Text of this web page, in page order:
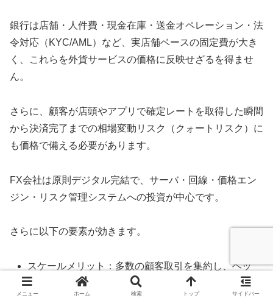
銀行は店舗・人件費・現金在庫・送金オペレーション・法
令対応（KYC/AML）など、実店舗ベースの固定費が大き
く、これらを外貨サービスの価格に反映せざるを得ませ
ん。
さらに、顧客が店頭やアプリで確定レートを取得した瞬間
から決済完了までの相場変動リスク（クォートリスク）に
も価格で備える必要があります。
FX会社は原則デジタル完結で、サーバ・回線・価格エン
ジン・リスク管理システムへの投資が中心です。
さらに以下の要素が効きます。
スケールメリット：多数の顧客取引を集約し、ヘッ
ジコストを低減。
メニュー ホーム 検索 トップ サイドバー